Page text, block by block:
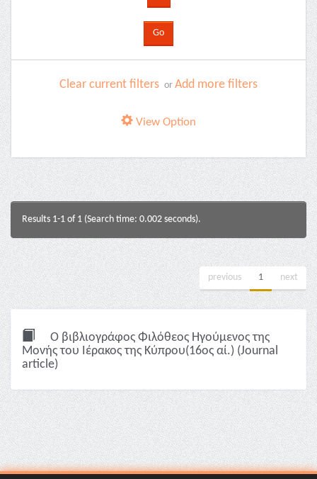
Clear current filters or Add more filters
View Option
Results 1-1 of 1 (Search time: 0.002 seconds).
previous 1 next
Ο βιβλιογράφος Φιλόθεος Hγούμενος της
Μονής του Ιέρακος της Κύπρου(16ος αί.) (Journal
article)